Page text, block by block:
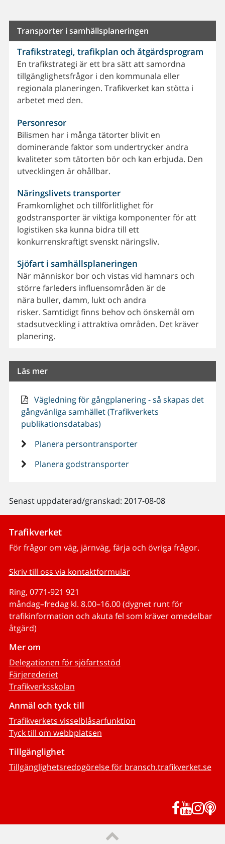
Transporter i samhällsplaneringen
Trafikstrategi, trafikplan och åtgärdsprogram
En trafikstrategi är ett bra sätt att samordna
tillgänglighetsfrågor i den kommunala eller
regionala planeringen. Trafikverket kan stötta i
arbetet med den.
Personresor
Bilismen har i många tätorter blivit en
dominerande faktor som undertrycker andra
kvaliteter som tätorten bör och kan erbjuda. Den
utvecklingen är ohållbar.
Näringslivets transporter
Framkomlighet och tillförlitlighet för
godstransporter är viktiga komponenter för att
logistiken ska kunna bidra till ett
konkurrenskraftigt svenskt näringsliv.
Sjöfart i samhällsplaneringen
När människor bor och vistas vid hamnars och
större farleders influensområden är de
nära buller, damm, lukt och andra
risker. Samtidigt finns behov och önskemål om
stadsutveckling i attraktiva områden. Det kräver
planering.
Läs mer
Vägledning för gångplanering - så skapas det
gångvänliga samhället (Trafikverkets
publikationsdatabas)
Planera persontransporter
Planera godstransporter
Senast uppdaterad/granskad: 2017-08-08
Trafikverket
För frågor om väg, järnväg, färja och övriga frågor.
Skriv till oss via kontaktformulär
Ring, 0771-921 921
måndag–fredag kl. 8.00–16.00 (dygnet runt för
trafikinformation och akuta fel som kräver omedelbar
åtgärd)
Mer om
Delegationen för sjöfartsstöd
Färjerederiet
Trafikverksskolan
Anmäl och tyck till
Trafikverkets visselblåsarfunktion
Tyck till om webbplatsen
Tillgänglighet
Tillgänglighetsredogörelse för bransch.trafikverket.se
Facebook
YouTube